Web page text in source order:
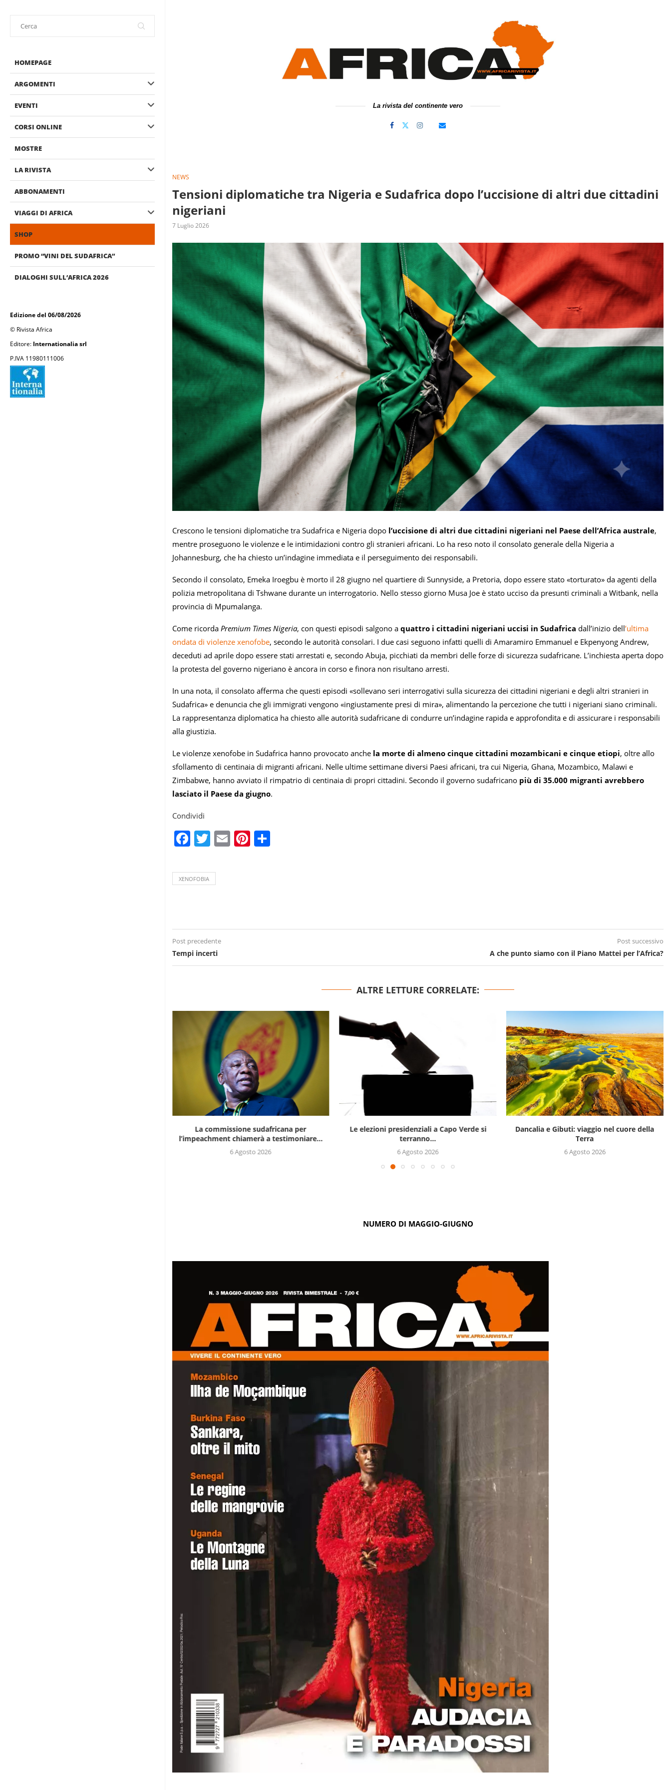
HOMEPAGE
ARGOMENTI
EVENTI
CORSI ONLINE
MOSTRE
LA RIVISTA
ABBONAMENTI
VIAGGI DI AFRICA
SHOP
PROMO “VINI DEL SUDAFRICA”
DIALOGHI SULL’AFRICA 2026
Edizione del 06/08/2026
© Rivista Africa
Editore: Internationalia srl
P.IVA 11980111006
La rivista del continente vero
NEWS
Tensioni diplomatiche tra Nigeria e Sudafrica dopo l’uccisione di altri due cittadini
nigeriani
7 Luglio 2026
Crescono le tensioni diplomatiche tra Sudafrica e Nigeria dopo l’uccisione di altri due cittadini nigeriani nel Paese dell’Africa australe,
mentre proseguono le violenze e le intimidazioni contro gli stranieri africani. Lo ha reso noto il consolato generale della Nigeria a
Johannesburg, che ha chiesto un’indagine immediata e il perseguimento dei responsabili.
Secondo il consolato, Emeka Iroegbu è morto il 28 giugno nel quartiere di Sunnyside, a Pretoria, dopo essere stato «torturato» da agenti della
polizia metropolitana di Tshwane durante un interrogatorio. Nello stesso giorno Musa Joe è stato ucciso da presunti criminali a Witbank, nella
provincia di Mpumalanga.
Come ricorda Premium Times Nigeria, con questi episodi salgono a quattro i cittadini nigeriani uccisi in Sudafrica dall’inizio dell’ultima
ondata di violenze xenofobe, secondo le autorità consolari. I due casi seguono infatti quelli di Amaramiro Emmanuel e Ekpenyong Andrew,
deceduti ad aprile dopo essere stati arrestati e, secondo Abuja, picchiati da membri delle forze di sicurezza sudafricane. L’inchiesta aperta dopo
la protesta del governo nigeriano è ancora in corso e finora non risultano arresti.
In una nota, il consolato afferma che questi episodi «sollevano seri interrogativi sulla sicurezza dei cittadini nigeriani e degli altri stranieri in
Sudafrica» e denuncia che gli immigrati vengono «ingiustamente presi di mira», alimentando la percezione che tutti i nigeriani siano criminali.
La rappresentanza diplomatica ha chiesto alle autorità sudafricane di condurre un’indagine rapida e approfondita e di assicurare i responsabili
alla giustizia.
Le violenze xenofobe in Sudafrica hanno provocato anche la morte di almeno cinque cittadini mozambicani e cinque etiopi, oltre allo
sfollamento di centinaia di migranti africani. Nelle ultime settimane diversi Paesi africani, tra cui Nigeria, Ghana, Mozambico, Malawi e
Zimbabwe, hanno avviato il rimpatrio di centinaia di propri cittadini. Secondo il governo sudafricano più di 35.000 migranti avrebbero
lasciato il Paese da giugno.
Condividi
Facebook
Twitter
EmailPinterest
XENOFOBIA
Post precedente
Tempi incerti
Post successivo
A che punto siamo con il Piano Mattei per l’Africa?
ALTRE LETTURE CORRELATE:
La commissione sudafricana per
l’impeachment chiamerà a testimoniare...
6 Agosto 2026
Le elezioni presidenziali a Capo Verde si
terranno...
6 Agosto 2026
Dancalia e Gibuti: viaggio nel cuore della
Terra
6 Agosto 2026
NUMERO DI MAGGIO-GIUGNO